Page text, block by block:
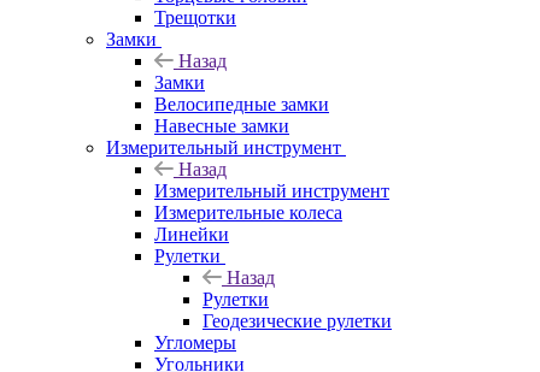
Трещотки
Замки
Назад
Замки
Велосипедные замки
Навесные замки
Измерительный инструмент
Назад
Измерительный инструмент
Измерительные колеса
Линейки
Рулетки
Назад
Рулетки
Геодезические рулетки
Угломеры
Угольники